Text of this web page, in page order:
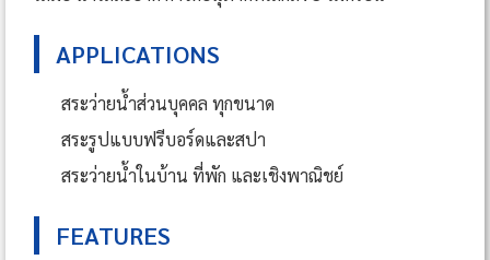
APPLICATIONS
สระว่ายน้ำส่วนบุคคล ทุกขนาด
สระรูปแบบฟรีบอร์ดและสปา
สระว่ายน้ำในบ้าน ที่พัก และเชิงพาณิชย์
FEATURES